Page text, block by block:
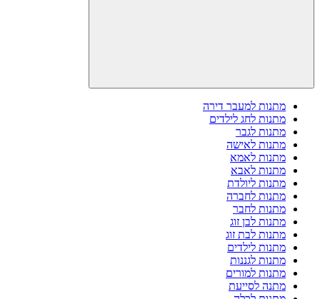
מתנות למעבר דירה
מתנות לחג לילדים
מתנות לגבר
מתנות לאישה
מתנות לאמא
מתנות לאבא
מתנות ליולדת
מתנות לחברה
מתנות לחבר
מתנות לבן זוג
מתנות לבת זוג
מתנות לילדים
מתנות לגננות
מתנות למורים
מתנה לסייעת